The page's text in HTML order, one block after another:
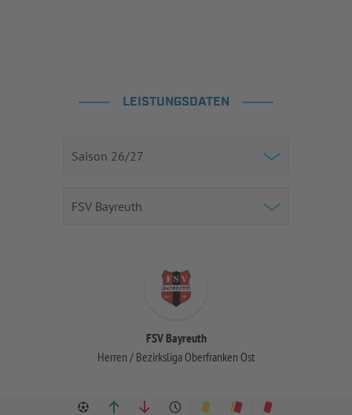
LEISTUNGSDATEN
FSV Bayreuth
Herren / Bezirksliga Oberfranken Ost